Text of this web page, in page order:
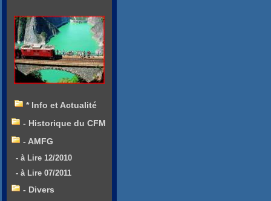
* Info et Actualité
- Historique du CFM
- AMFG
- à Lire 12/2010
- à Lire 07/2011
- Divers